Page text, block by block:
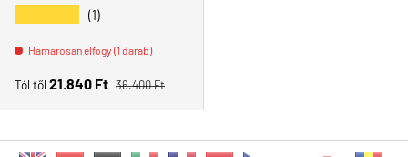
(1)
Hamarosan elfogy (1 darab)
Eladási ár
Tól től 21.840 Ft Normál ár
36.400 Ft